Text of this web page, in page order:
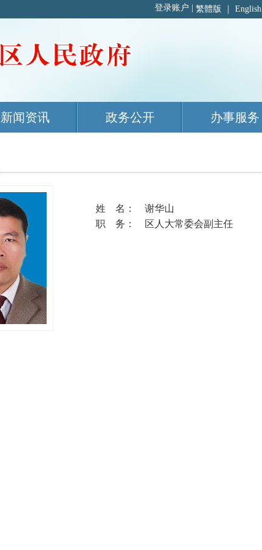
繁體版 English
新闻资讯 政务公开 办事服务
姓 名： 谢华山
职 务： 区人大常委会副主任